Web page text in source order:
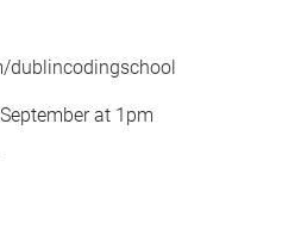
dublincodingschool
at 1pm